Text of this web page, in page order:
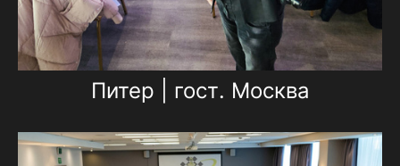
Питер | гост. Москва